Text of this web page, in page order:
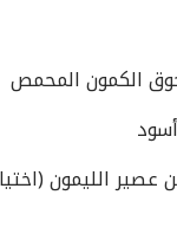
الكمون المحمص
الليمون